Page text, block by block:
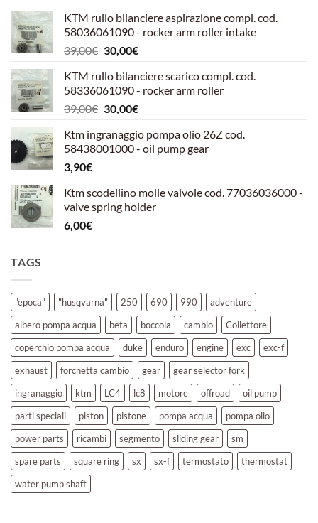
KTM rullo bilanciere aspirazione compl. cod.
58036061090 - rocker arm roller intake
39,00€ Il
originale
era:
39,00€.
30,00€Il
attuale
è:
30,00€.
KTM rullo bilanciere scarico compl. cod.
58336061090 - rocker arm roller
39,00€ Il
originale
era:
30,00€Il
attuale
è:
Ktm ingranaggio pompa olio 26Z cod.
58438001000 - oil pump gear
3,90€
Ktm scodellino molle valvole cod. 77036036000 -
valve spring holder
6,00€
TAGS
"epoca" "husqvarna" 250 690 990
adventure
albero pompa acqua
beta boccola cambio
Collettore
coperchio pompa acqua
duke enduro engine exc
exc-f
exhaust
forchetta cambio gear
gear selector fork
ingranaggio
ktm LC4 lc8 motore offroad
oil pump
parti speciali
piston pistone pompa acqua
pompa olio
power parts
ricambi segmento sliding gear
sm
spare parts
square ring sx sx-f termostato
thermostat
water pump shaft